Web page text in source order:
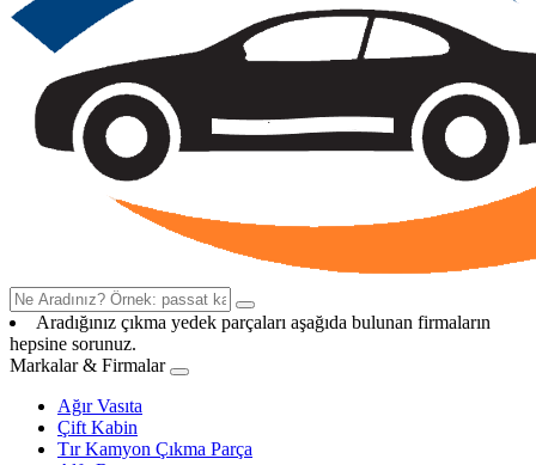
Aradığınız çıkma yedek parçaları aşağıda bulunan firmaların
hepsine sorunuz.
Markalar & Firmalar
Ağır Vasıta
Çift Kabin
Tır Kamyon Çıkma Parça